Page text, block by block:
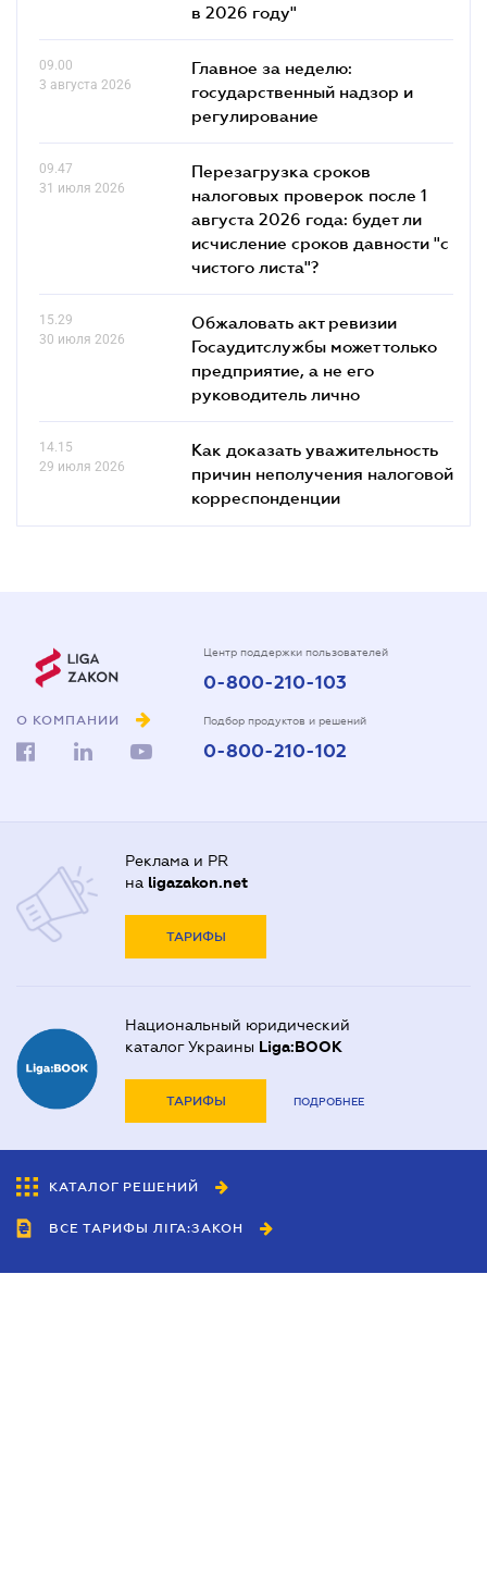
в 2026 году"
09.00
3 августа 2026
Главное за неделю:
государственный надзор и
регулирование
09.47
31 июля 2026
Перезагрузка сроков
налоговых проверок после 1
августа 2026 года: будет ли
исчисление сроков давности "с
чистого листа"?
15.29
30 июля 2026
Обжаловать акт ревизии
Госаудитслужбы может только
предприятие, а не его
руководитель лично
14.15
29 июля 2026
Как доказать уважительность
причин неполучения налоговой
корреспонденции
О КОМПАНИИ
Центр поддержки пользователей
0-800-210-103
Подбор продуктов и решений
0-800-210-102
Реклама и PR
на ligazakon.net
ТАРИФЫ
Национальный юридический
каталог Украины Liga:BOOK
ТАРИФЫ ПОДРОБНЕЕ
КАТАЛОГ РЕШЕНИЙ
ВСЕ ТАРИФЫ ЛІГА:ЗАКОН